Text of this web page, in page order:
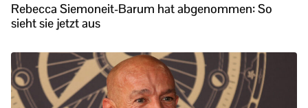
Rebecca Siemoneit-Barum hat abgenommen: So
sieht sie jetzt aus